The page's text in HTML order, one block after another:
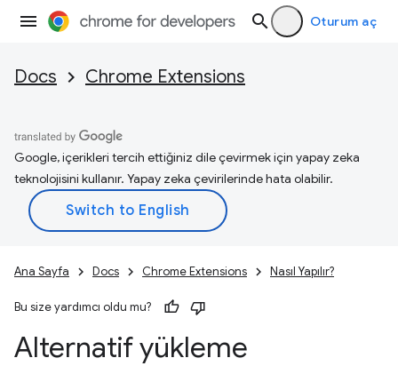
Oturum aç
Docs Chrome Extensions
Google, içerikleri tercih ettiğiniz dile çevirmek için yapay zeka
teknolojisini kullanır. Yapay zeka çevirilerinde hata olabilir.
Ana Sayfa Docs Chrome Extensions Nasıl Yapılır?
Bu size yardımcı oldu mu?
Alternatif yükleme